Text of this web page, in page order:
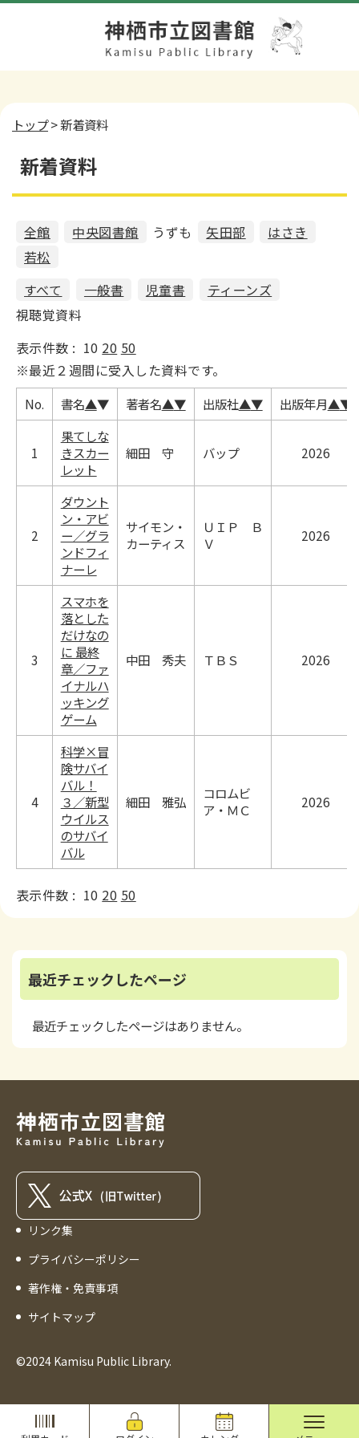
トップ> 新着資料
新着資料
全館 中央図書館 うずも 矢田部
はさき
若松
すべて
一般書 児童書
ティーンズ
視聴覚資料
表示件数 : 10 20 50
※最近２週間に受入した資料です。
No. 書名▲▼ 著者名▲▼ 出版社▲▼ 出版年月▲▼
1
果てしな
きスカー
レット
細田 守 バップ 2026
2
ダウント
ン・アビ
ー／グラ
ンドフィ
ナーレ
サイモン・
カーティス
ＵＩＰ Ｂ
Ｖ
2026
3
スマホを
落とした
だけなの
に 最終
章／ファ
イナルハ
ッキング
ゲーム
中田 秀夫 ＴＢＳ 2026
4
科学×冒
険サバイ
バル！
３／新型
ウイルス
のサバイ
バル
細田 雅弘
コロムビ
ア・ＭＣ
2026
表示件数 : 10 20 50
最近チェックしたページ
最近チェックしたページはありません。
リンク集
プライバシーポリシー
著作権・免責事項
サイトマップ
©2024 Kamisu Public Library.